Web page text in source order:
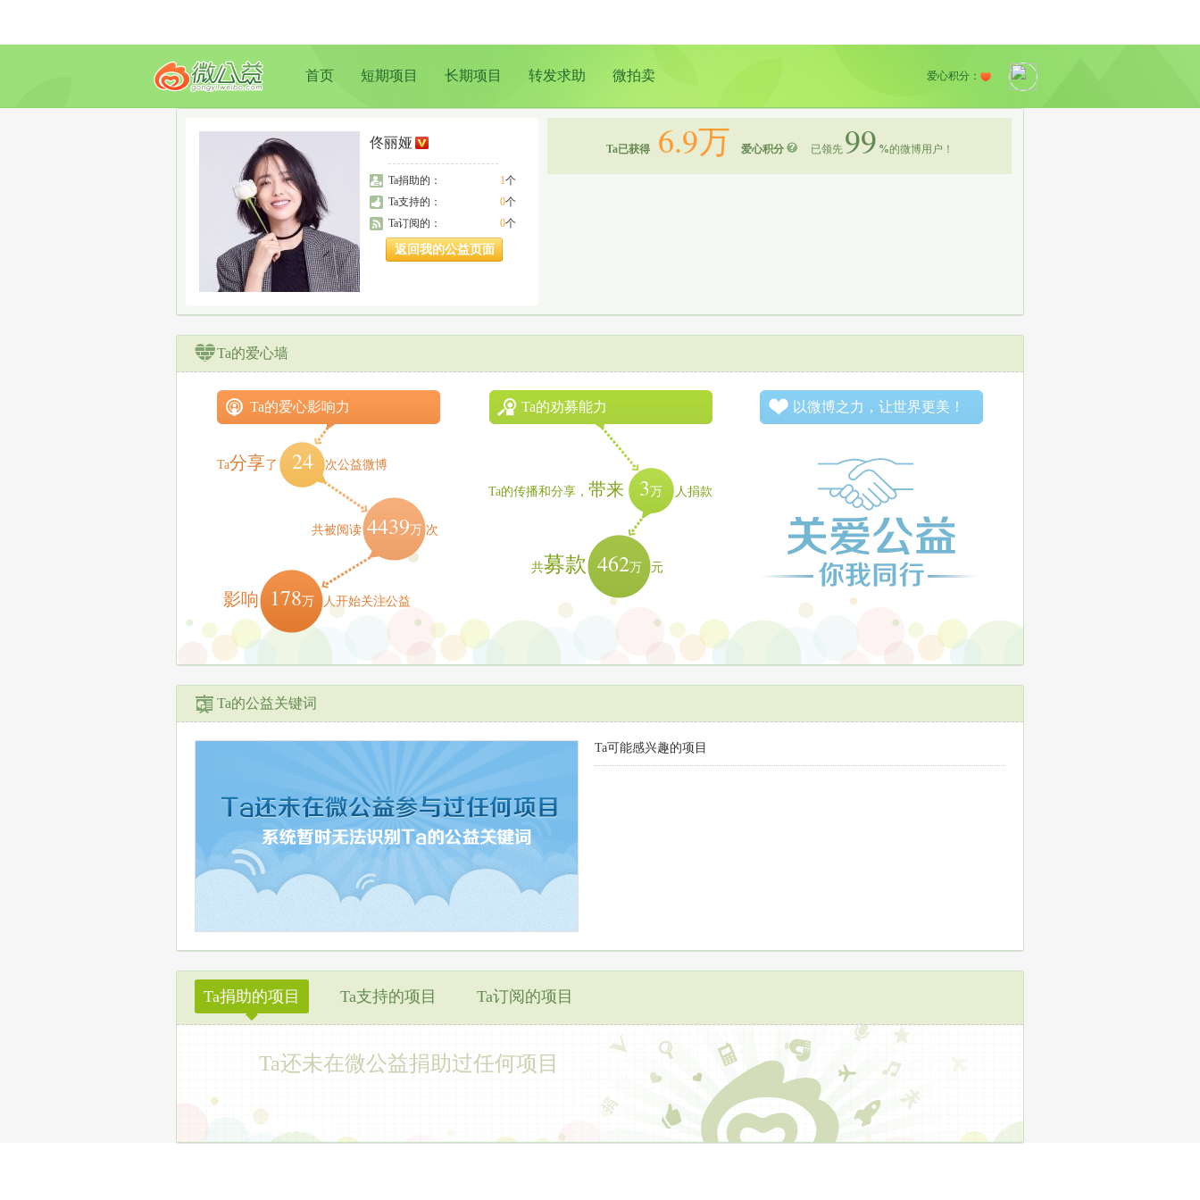
首页 短期项目 长期项目 转发求助 微拍卖 爱心积分：
佟丽娅
1个
Ta捐助的：
0个
Ta支持的：
0个
Ta订阅的：
返回我的公益页面
Ta已获得 6.9万 爱心积分 已领先 99 %的微博用户！
Ta的爱心墙
Ta的爱心影响力
Ta分享了 24 次公益微博
共被阅读 4439万 次
影响 178万 人开始关注公益
Ta的劝募能力
Ta的传播和分享， 带来 3万 人捐款
共募款 462万 元
以微博之力，让世界更美！
Ta的公益关键词
Ta可能感兴趣的项目
Ta捐助的项目
◆
Ta支持的项目 Ta订阅的项目
Ta还未在微公益捐助过任何项目